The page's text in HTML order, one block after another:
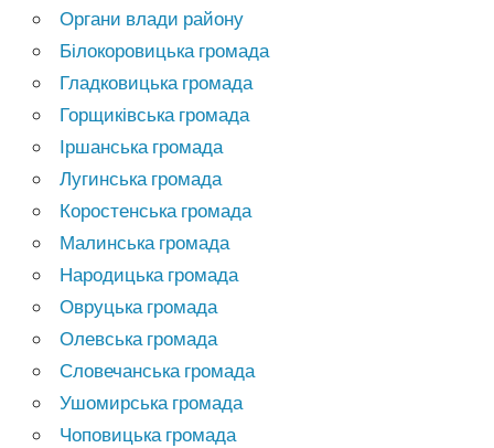
Органи влади району
Білокоровицька громада
Гладковицька громада
Горщиківська громада
Іршанська громада
Лугинська громада
Коростенська громада
Малинська громада
Народицька громада
Овруцька громада
Олевська громада
Словечанська громада
Ушомирська громада
Чоповицька громада